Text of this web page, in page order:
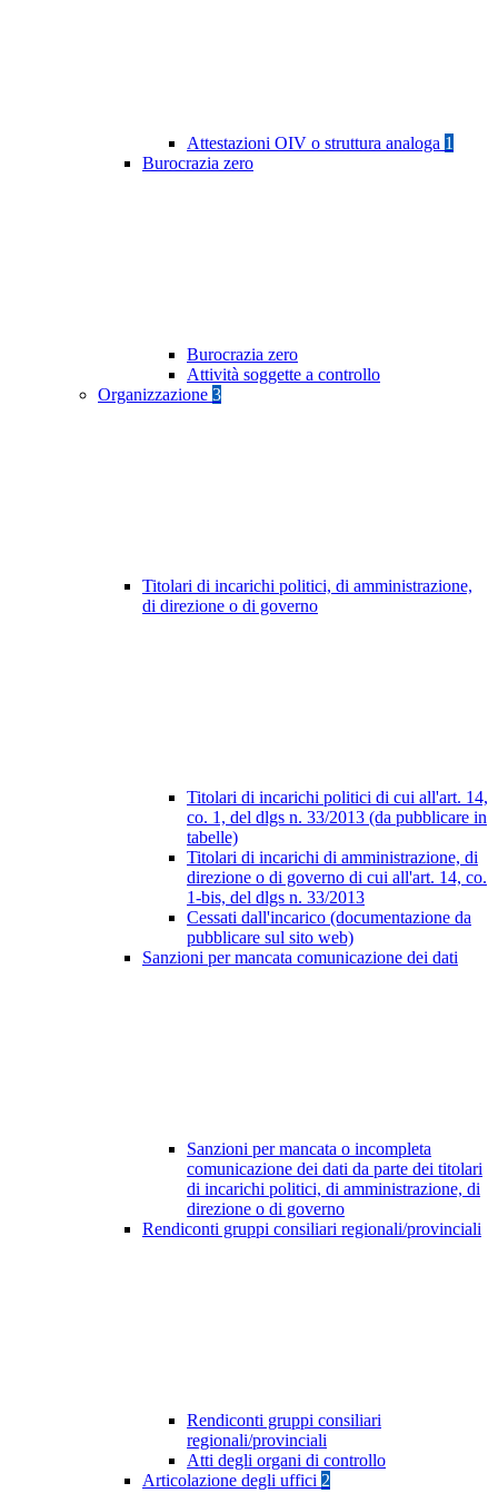
Attestazioni OIV o struttura analoga 1
Burocrazia zero
Burocrazia zero
Attività soggette a controllo
Organizzazione 3
Titolari di incarichi politici, di amministrazione,
di direzione o di governo
Titolari di incarichi politici di cui all'art. 14,
co. 1, del dlgs n. 33/2013 (da pubblicare in
tabelle)
Titolari di incarichi di amministrazione, di
direzione o di governo di cui all'art. 14, co.
1-bis, del dlgs n. 33/2013
Cessati dall'incarico (documentazione da
pubblicare sul sito web)
Sanzioni per mancata comunicazione dei dati
Sanzioni per mancata o incompleta
comunicazione dei dati da parte dei titolari
di incarichi politici, di amministrazione, di
direzione o di governo
Rendiconti gruppi consiliari regionali/provinciali
Rendiconti gruppi consiliari
regionali/provinciali
Atti degli organi di controllo
Articolazione degli uffici 2